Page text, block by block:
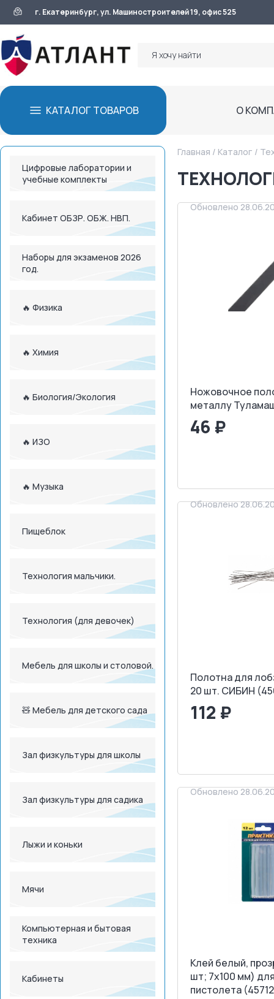
г. Екатеринбург, ул. Машиностроителей 19, офис 525
КАТАЛОГ ТОВАРОВ О
Цифровые лаборатории и
учебные комплекты
Кабинет ОБЗР. ОБЖ. НВП.
Наборы для экзаменов 2026
год.
🔥 Физика
🔥 Химия
🔥 Биология/Экология
🔥 ИЗО
🔥 Музыка
Пищеблок
Технология мальчики.
Технология (для девочек)
Мебель для школы и столовой.
🧸 Мебель для детского сада
Зал физкультуры для школы
Зал физкультуры для садика
Лыжи и коньки
Мячи
Компьютерная и бытовая
техника
Кабинеты
Главная / Каталог /
Обновлено
Ножовочное
металлу
46 ₽
Обновлено
Полотна для
20 шт. СИБИН
112 ₽
Обновлено
Клей белый,
шт; 7х100 мм)
пистолета